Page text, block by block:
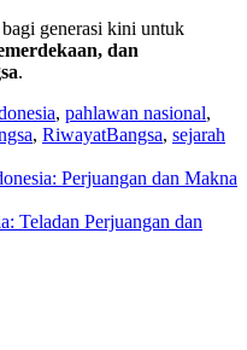
generasi kini untuk
dan
.
, pahlawan nasional,
, RiwayatBangsa, sejarah
Perjuangan dan Makna
Teladan Perjuangan dan